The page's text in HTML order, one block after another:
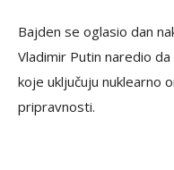
Bajden se oglasio dan
Vladimir Putin naredio
koje uključuju nuklearno
pripravnosti.